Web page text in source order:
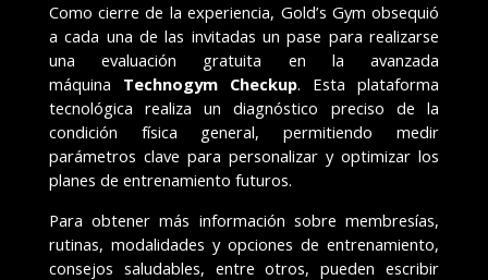
Como cierre de la experiencia, Gold’s Gym obsequió
a cada una de las invitadas un pase para realizarse
una evaluación gratuita en la avanzada
máquina Technogym Checkup. Esta plataforma
tecnológica realiza un diagnóstico preciso de la
condición física general, permitiendo medir
parámetros clave para personalizar y optimizar los
planes de entrenamiento futuros.
Para obtener más información sobre membresías,
rutinas, modalidades y opciones de entrenamiento,
consejos saludables, entre otros, pueden escribir